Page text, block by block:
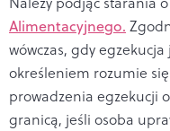
Alimentacyjnego.
wówczas, gdy
określeniem rozumie
prowadzenia egzekucji
granicą, jeśli osoba